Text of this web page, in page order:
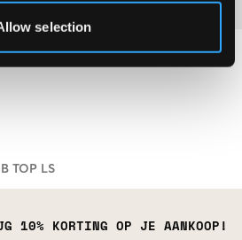
selection
TOP LS
10% KORTING OP JE AANKOOP!